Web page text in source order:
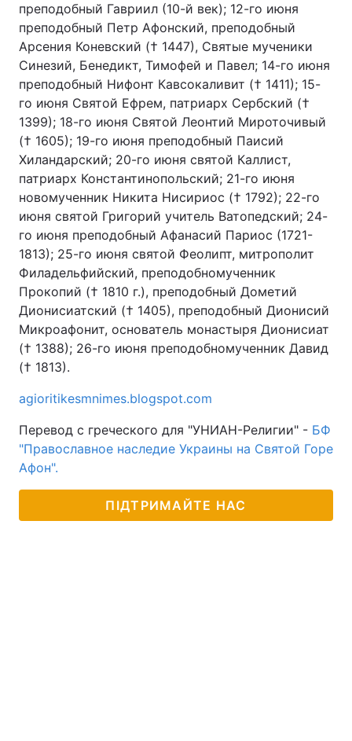
преподобный Гавриил (10-й век); 12-го июня
преподобный Петр Афонский, преподобный
Арсения Коневский († 1447), Святые мученики
Синезий, Бенедикт, Тимофей и Павел; 14-го июня
преподобный Нифонт Кавсокаливит († 1411); 15-
го июня Святой Ефрем, патриарх Сербский (†
1399); 18-го июня Святой Леонтий Мироточивый
(† 1605); 19-го июня преподобный Паисий
Хиландарский; 20-го июня святой Каллист,
патриарх Константинопольский; 21-го июня
новомученник Никита Нисириос († 1792); 22-го
июня святой Григорий учитель Ватопедский; 24-
го июня преподобный Афанасий Париос (1721-
1813); 25-го июня святой Феолипт, митрополит
Филадельфийский, преподобномученник
Прокопий († 1810 г.), преподобный Дометий
Дионисиатский († 1405), преподобный Дионисий
Микроафонит, основатель монастыря Дионисиат
(† 1388); 26-го июня преподобномученник Давид
(† 1813).
agioritikesmnimes.blogspot.com
Перевод с греческого для "УНИАН-Религии" - БФ
"Православное наследие Украины на Святой Горе
Афон".
ПІДТРИМАЙТЕ НАС